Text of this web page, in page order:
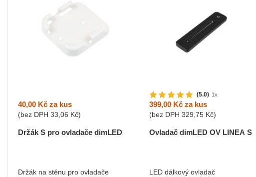
40,00 Kč za kus
(bez DPH 33,06 Kč)
Držák S pro ovladače dimLED
Držák na stěnu pro ovladače
(5.0) 1x
399,00 Kčza kus
(bez DPH 329,75 Kč)
Ovladač dimLED OV LINEA S
LED dálkový ovladač